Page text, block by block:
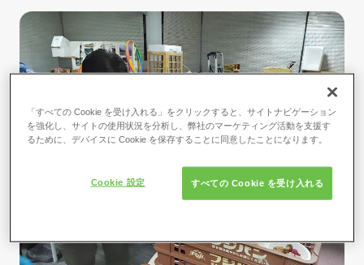
「すべての Cookie を受け入れる」をクリックすると、サイトナビゲーション
を強化し、サイトの使用状況を分析し、弊社のマーケティング活動を支援す
るために、デバイスに Cookie を保存することに同意したことになります。
すべての Cookie を受け入れる
Cookie 設定